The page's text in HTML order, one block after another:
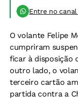
Entre no
O volante Felipe
cumpriram
ficar à disposição
outro lado, o
terceiro cartão
partida contra a